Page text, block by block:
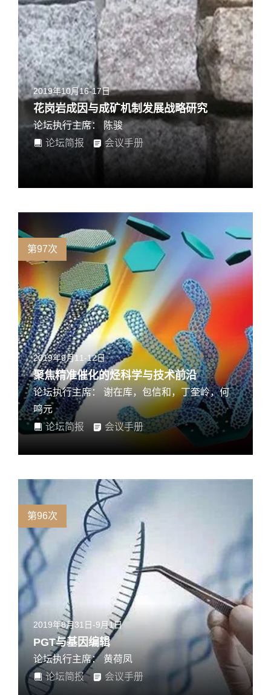
2019年10月16-17日
花岗岩成因与成矿机制发展战略研究
论坛执行主席： 陈骏
论坛简报
会议手册
第97次
2019年9月11-12日
聚焦精准催化的烃科学与技术前沿
论坛执行主席： 谢在库，包信和，丁奎岭，何
鸣元
论坛简报
会议手册
第96次
2019年8月31日-9月1日
PGT与基因编辑
论坛执行主席： 黄荷凤
论坛简报
会议手册